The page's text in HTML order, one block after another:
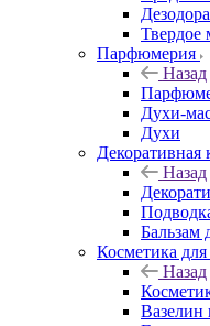
Твердое
Парфюмерия
Назад
Духи-
Духи
Декоративная
Назад
Бальзам
Косметика для
Назад
Вазелин